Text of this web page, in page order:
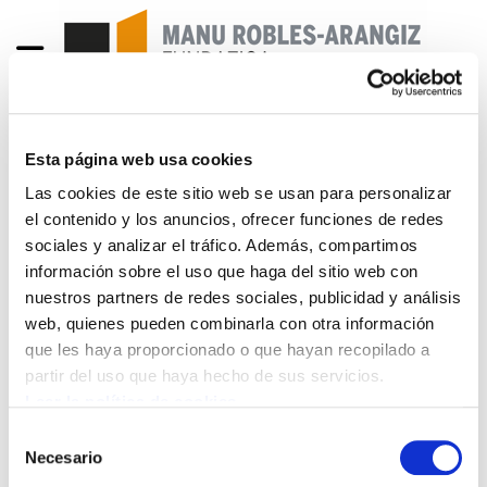
Esta página web usa cookies
Las cookies de este sitio web se usan para personalizar
el contenido y los anuncios, ofrecer funciones de redes
sociales y analizar el tráfico. Además, compartimos
información sobre el uso que haga del sitio web con
nuestros partners de redes sociales, publicidad y análisis
web, quienes pueden combinarla con otra información
que les haya proporcionado o que hayan recopilado a
partir del uso que haya hecho de sus servicios.
Necesario
CAMBIO POLÍTICO O
DEMOLICIÓN DEL
RÉGIMEN ¿QUÉ
NECESITA NAVARRA?
GARAIA 5.-Ona.pdf 3.1 MB
“Cambiar la hegemonía política no basta para